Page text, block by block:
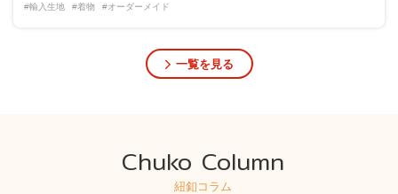
#輸入生地 #着物 #オーダーメイド
一覧を見る
Chuko Column
紐釦コラム